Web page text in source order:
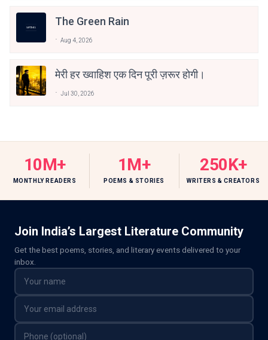
The Green Rain
Aug 4, 2026
मेरी हर ख्वाहिश एक दिन पूरी ज़रूर होगी।
Jul 30, 2026
10M+
MONTHLY READERS
1M+
POEMS & STORIES
250K+
WRITERS & CREATORS
Join India’s Largest Literature Community
Get the best poems, stories, and literary events delivered to your
inbox.